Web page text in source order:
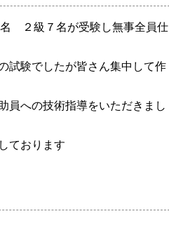
２級７名が受験し無事全員仕
試験でしたが皆さん集中して作
員への技術指導をいただきまし
ております